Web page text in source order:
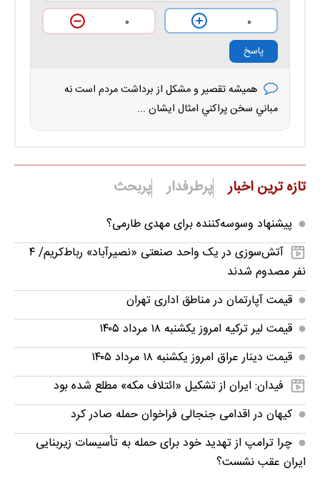
۰
۰
پاسخ
هميشه تقصير و مشكل از برداشت مردم است نه
مباني سخن پراكني امثال ايشان ...
تازه ترین اخبار پرطرفدار پربحث
پیشنهاد وسوسه‌کننده برای مهدی طارمی؟
آتش‌سوزی در یک واحد صنعتی «نصیرآباد» رباط‌کریم/ ۴
نفر مصدوم شدند
قیمت آپارتمان در مناطق اداری تهران
قیمت لیر ترکیه امروز یکشنبه ۱۸ مرداد ۱۴۰۵
قیمت دینار عراق امروز یکشنبه ۱۸ مرداد ۱۴۰۵
فیدان: ایران از تشکیل «ائتلاف مکه» مطلع شده بود
کیهان در اقدامی جنجالی فراخوان حمله صادر کرد
چرا ترامپ از تهدید خود برای حمله به تأسیسات زیربنایی
ایران عقب نشست؟